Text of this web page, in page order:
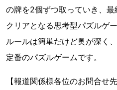
の牌を2個ずつ取っていき、
クリアとなる思考型パズルゲー
ルールは簡単だけど奥が深く
定番のパズルゲームです。
【報道関係様各位のお問合せ先